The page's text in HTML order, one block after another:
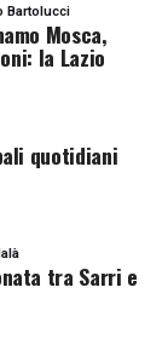
Bartolucci
Mosca,
la Lazio
quotidiani
tra Sarri e